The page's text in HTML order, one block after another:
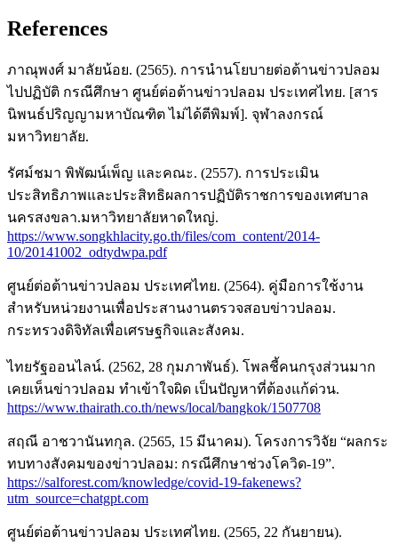
References
ภาณุพงศ์ มาลัยน้อย. (2565). การนำนโยบายต่อต้านข่าวปลอม
ไปปฏิบัติ กรณีศึกษา ศูนย์ต่อต้านข่าวปลอม ประเทศไทย. [สาร
นิพนธ์ปริญญามหาบัณฑิต ไม่ได้ตีพิมพ์]. จุฬาลงกรณ์
มหาวิทยาลัย.
รัศม์ชมา พิพัฒน์เพ็ญ และคณะ. (2557). การประเมิน
ประสิทธิภาพและประสิทธิผลการปฏิบัติราชการของเทศบาล
นครสงขลา.มหาวิทยาลัยหาดใหญ่.
https://www.songkhlacity.go.th/files/com_content/2014-
10/20141002_odtydwpa.pdf
ศูนย์ต่อต้านข่าวปลอม ประเทศไทย. (2564). คู่มือการใช้งาน
สำหรับหน่วยงานเพื่อประสานงานตรวจสอบข่าวปลอม.
กระทรวงดิจิทัลเพื่อเศรษฐกิจและสังคม.
ไทยรัฐออนไลน์. (2562, 28 กุมภาพันธ์). โพลชี้คนกรุงส่วนมาก
เคยเห็นข่าวปลอม ทำเข้าใจผิด เป็นปัญหาที่ต้องแก้ด่วน.
https://www.thairath.co.th/news/local/bangkok/1507708
สฤณี อาชวานันทกุล. (2565, 15 มีนาคม). โครงการวิจัย “ผลกระ
ทบทางสังคมของข่าวปลอม: กรณีศึกษาช่วงโควิด-19”.
https://salforest.com/knowledge/covid-19-fakenews?
utm_source=chatgpt.com
ศูนย์ต่อต้านข่าวปลอม ประเทศไทย. (2565, 22 กันยายน).